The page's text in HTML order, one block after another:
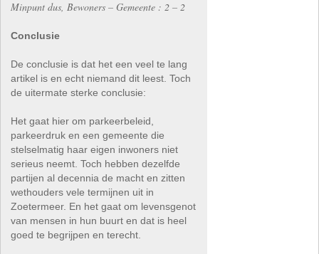
Minpunt dus, Bewoners – Gemeente : 2 – 2
Conclusie
De conclusie is dat het een veel te lang
artikel is en echt niemand dit leest. Toch
de uitermate sterke conclusie:
Het gaat hier om parkeerbeleid,
parkeerdruk en een gemeente die
stelselmatig haar eigen inwoners niet
serieus neemt. Toch hebben dezelfde
partijen al decennia de macht en zitten
wethouders vele termijnen uit in
Zoetermeer. En het gaat om levensgenot
van mensen in hun buurt en dat is heel
goed te begrijpen en terecht.